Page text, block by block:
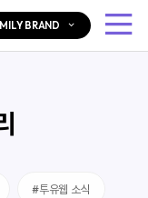
BRAND
#투유웹 소식